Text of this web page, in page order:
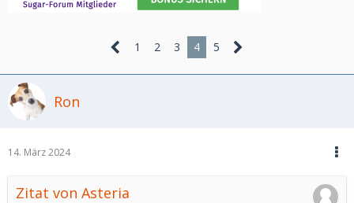
1 2 3 4 5
Ron
14. März 2024
Zitat von Asteria